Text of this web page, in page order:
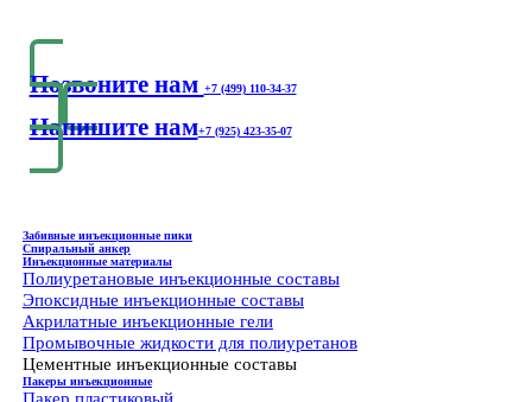
Позвоните нам +7 (499) 110-34-37
Напишите нам+7 (925) 423-35-07
Забивные инъекционные пики
Спиральный анкер
Инъекционные материалы
Полиуретановые инъекционные составы
Эпоксидные инъекционные составы
Акрилатные инъекционные гели
Промывочные жидкости для полиуретанов
Цементные инъекционные составы
Пакеры инъекционные
Пакер пластиковый